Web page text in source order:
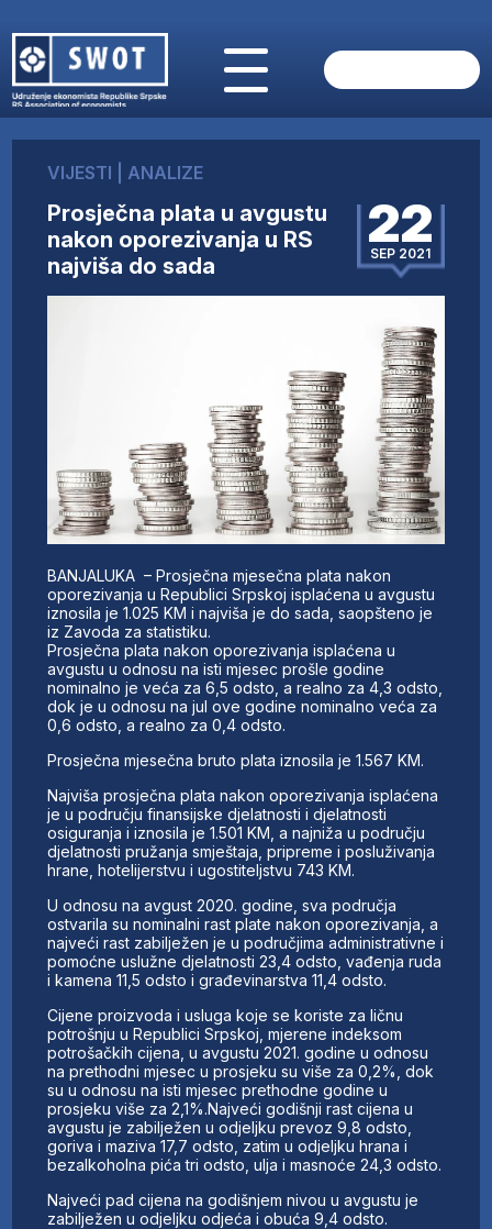
O NAMA
AKTUELNO
ANALIZE
KOMPANIJE
FINANSIJE
VIJESTI ANALIZE
Prosječna plata u avgustu
nakon oporezivanja u RS
najviša do sada
22
SEP 2021
BANJALUKA – Prosječna mjesečna plata nakon
oporezivanja u Republici Srpskoj isplaćena u avgustu
iznosila je 1.025 KM i najviša je do sada, saopšteno je
iz Zavoda za statistiku.
Prosječna plata nakon oporezivanja isplaćena u
avgustu u odnosu na isti mjesec prošle godine
nominalno je veća za 6,5 odsto, a realno za 4,3 odsto,
dok je u odnosu na jul ove godine nominalno veća za
0,6 odsto, a realno za 0,4 odsto.
Prosječna mjesečna bruto plata iznosila je 1.567 KM.
Najviša prosječna plata nakon oporezivanja isplaćena
je u području finansijske djelatnosti i djelatnosti
osiguranja i iznosila je 1.501 KM, a najniža u području
djelatnosti pružanja smještaja, pripreme i posluživanja
hrane, hotelijerstvu i ugostiteljstvu 743 KM.
U odnosu na avgust 2020. godine, sva područja
ostvarila su nominalni rast plate nakon oporezivanja, a
najveći rast zabilježen je u područjima administrativne i
pomoćne uslužne djelatnosti 23,4 odsto, vađenja ruda
i kamena 11,5 odsto i građevinarstva 11,4 odsto.
Cijene proizvoda i usluga koje se koriste za ličnu
potrošnju u Republici Srpskoj, mjerene indeksom
potrošačkih cijena, u avgustu 2021. godine u odnosu
na prethodni mjesec u prosjeku su više za 0,2%, dok
su u odnosu na isti mjesec prethodne godine u
prosjeku više za 2,1%.Najveći godišnji rast cijena u
avgustu je zabilježen u odjeljku prevoz 9,8 odsto,
goriva i maziva 17,7 odsto, zatim u odjeljku hrana i
bezalkoholna pića tri odsto, ulja i masnoće 24,3 odsto.
Najveći pad cijena na godišnjem nivou u avgustu je
zabilježen u odjeljku odjeća i obuća 9,4 odsto.